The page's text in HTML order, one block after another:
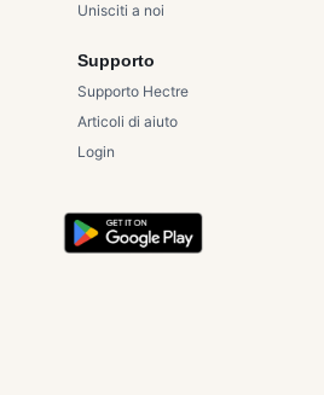
Unisciti a noi
Supporto
Supporto Hectre
Articoli di aiuto
Login